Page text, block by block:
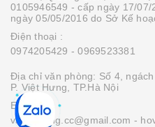
0105946549 - cấp ngày 17/
ngày 05/05/2016 do Sở Kế
Điện thoại :
0974205429 - 0969523381
Địa chỉ văn phòng: Số 4,
P. Việt Hưng, TP.Hà Nội
Email :
vanchuong.cc@gmail.com -